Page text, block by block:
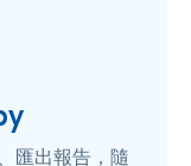
匯出報告，隨